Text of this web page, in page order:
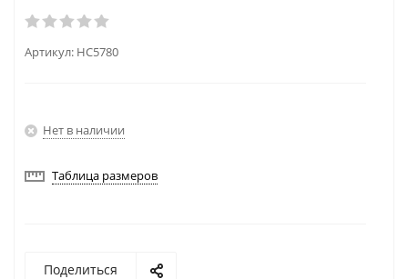
Артикул: HC5780
Нет в наличии
Таблица размеров
Поделиться